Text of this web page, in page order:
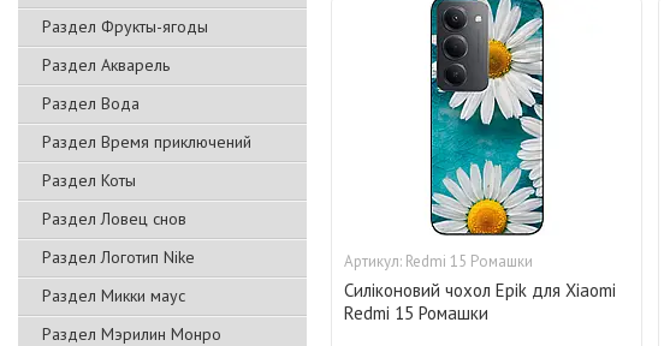
Раздел Фрукты-ягоды
Раздел Акварель
Раздел Вода
Раздел Время приключений
Раздел Коты
Раздел Ловец снов
Раздел Логотип Nike
Раздел Микки маус
Раздел Мэрилин Монро
Redmi 15 Ромашки
Силіконовий чохол Epik для Xiaomi
Redmi 15 Ромашки